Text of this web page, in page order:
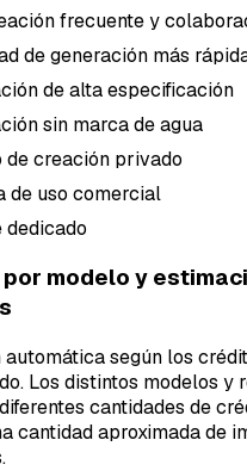
frecuente y
de generación más
de alta especificación
sin marca de agua
de creación privado
de uso comercial
dedicado
modelo y
automática según los
Los distintos modelos y
cantidades de
cantidad aproximada de